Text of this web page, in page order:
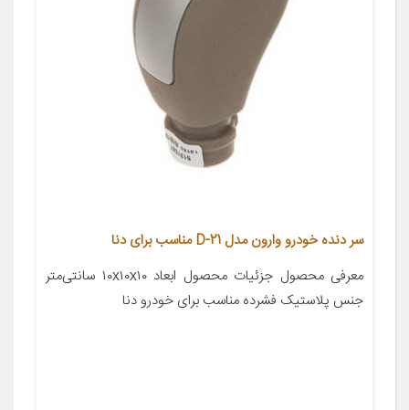
سر دنده خودرو وارون مدل D-21 مناسب برای دنا
معرفی محصول جزئیات محصول ابعاد ۱۰x۱۰x۱۰ سانتی‌متر
جنس پلاستیک فشرده مناسب برای خودرو دنا